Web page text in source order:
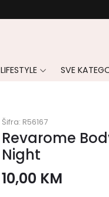
LIFESTYLE SVE
Šifra: R56167
Revarome
Night
10,00 KM